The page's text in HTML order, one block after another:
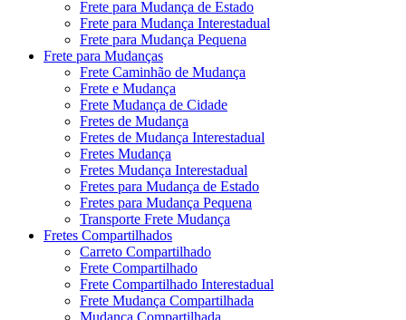
Frete para Mudança de Estado
Frete para Mudança Interestadual
Frete para Mudança Pequena
Frete para Mudanças
Frete Caminhão de Mudança
Frete e Mudança
Frete Mudança de Cidade
Fretes de Mudança
Fretes de Mudança Interestadual
Fretes Mudança
Fretes Mudança Interestadual
Fretes para Mudança de Estado
Fretes para Mudança Pequena
Transporte Frete Mudança
Fretes Compartilhados
Carreto Compartilhado
Frete Compartilhado
Frete Compartilhado Interestadual
Frete Mudança Compartilhada
Mudança Compartilhada